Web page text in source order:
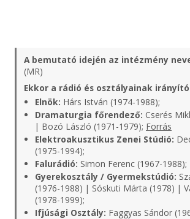
A bemutató idején az intézmény
(MR)
Ekkor a rádió és osztályainak
Elnök: Hárs István (1974-1988);
Dramaturgia főrendező: Cserés
| Bozó László (1971-1979); Forrás
Elektroakusztikus Zenei Stúdió:
(1975-1994);
Falurádió: Simon Ferenc (1967-1988);
Gyerekosztály / Gyermekstúdió:
(1976-1988) | Sóskuti Márta (1978) |
(1978-1999);
Ifjúsági Osztály: Faggyas Sándor